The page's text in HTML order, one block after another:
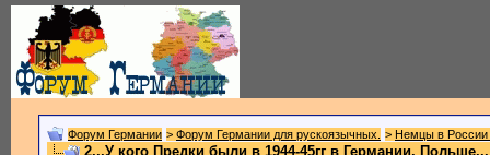
Форум Германии > Форум Германии для рускоязычных. > Немцы в России
2,,,У кого Предки были в 1944-45гг в Германии,